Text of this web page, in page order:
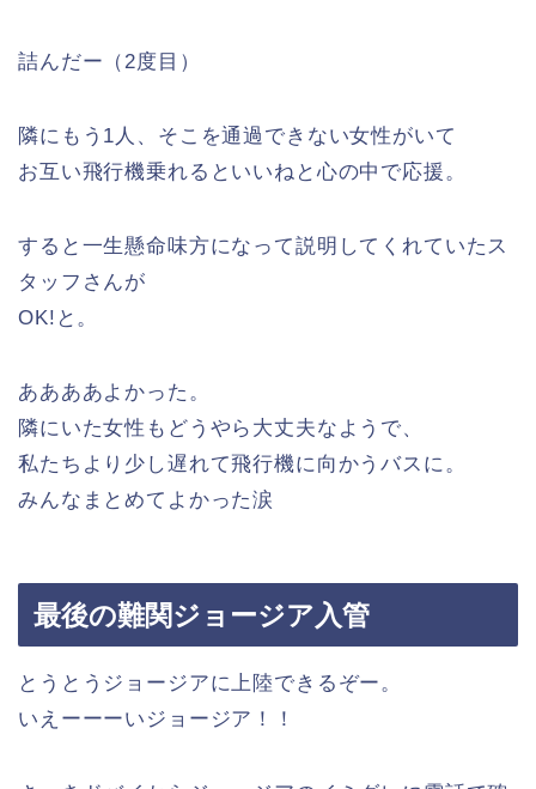
詰んだー（2度目）
隣にもう1人、そこを通過できない女性がいて
お互い飛行機乗れるといいねと心の中で応援。
すると一生懸命味方になって説明してくれていたス
タッフさんが
OK!と。
ああああよかった。
隣にいた女性もどうやら大丈夫なようで、
私たちより少し遅れて飛行機に向かうバスに。
みんなまとめてよかった涙
最後の難関ジョージア入管
とうとうジョージアに上陸できるぞー。
いえーーーいジョージア！！